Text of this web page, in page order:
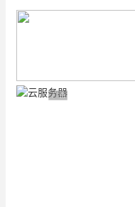
广告 商业广告，理性选择